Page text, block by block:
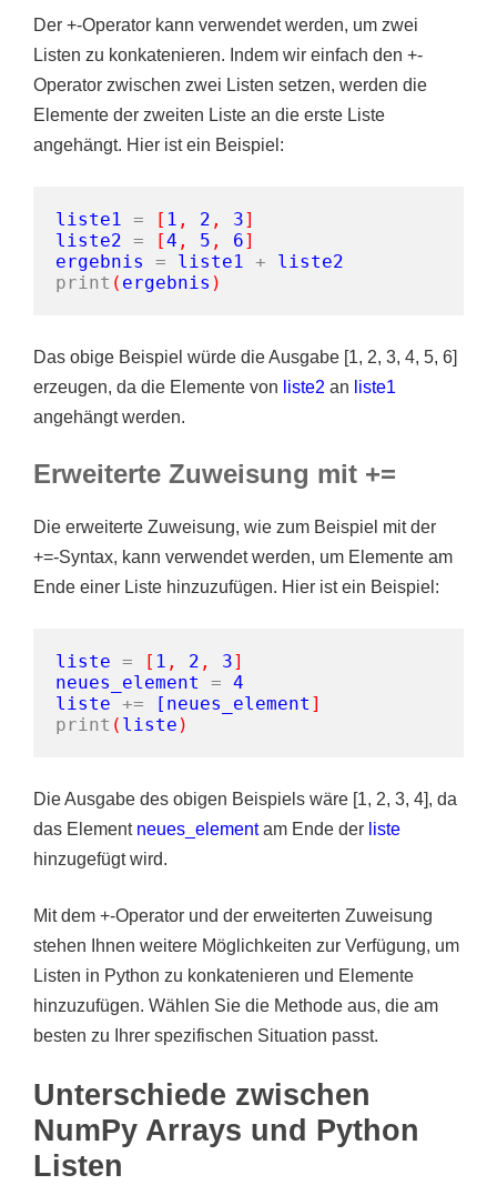
Der +-Operator kann verwendet werden, um zwei
Listen zu konkatenieren. Indem wir einfach den +-
Operator zwischen zwei Listen setzen, werden die
Elemente der zweiten Liste an die erste Liste
angehängt. Hier ist ein Beispiel:
liste1 = [ 1 , 2 , 3]
liste2 = [4 , 5 , 6]
ergebnis
= liste1 +
liste2
print ( ergebnis )
Das obige Beispiel würde die Ausgabe [1, 2, 3, 4, 5, 6]
erzeugen, da die Elemente von liste2 an liste1
angehängt werden.
Erweiterte Zuweisung mit +=
Die erweiterte Zuweisung, wie zum Beispiel mit der
+=-Syntax, kann verwendet werden, um Elemente am
Ende einer Liste hinzuzufügen. Hier ist ein Beispiel:
liste = [ 1 , 2 , 3]
neues_element
= 4
liste += [ neues_element ]
print ( liste )
Die Ausgabe des obigen Beispiels wäre [1, 2, 3, 4], da
das Element neues_elementam Ende der liste
hinzugefügt wird.
Mit dem +-Operator und der erweiterten Zuweisung
stehen Ihnen weitere Möglichkeiten zur Verfügung, um
Listen in Python zu konkatenieren und Elemente
hinzuzufügen. Wählen Sie die Methode aus, die am
besten zu Ihrer spezifischen Situation passt.
Unterschiede zwischen
NumPy Arrays und Python
Listen